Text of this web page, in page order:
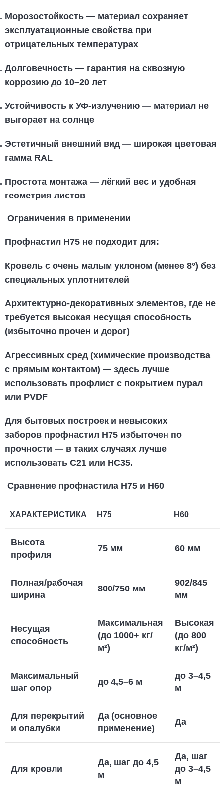
Морозостойкость — материал сохраняет
эксплуатационные свойства при
отрицательных температурах
Долговечность — гарантия на сквозную
коррозию до 10–20 лет
Устойчивость к УФ-излучению — материал не
выгорает на солнце
Эстетичный внешний вид — широкая цветовая
гамма RAL
Простота монтажа — лёгкий вес и удобная
геометрия листов
Ограничения в применении
Профнастил Н75 не подходит для:
Кровель с очень малым уклоном (менее 8°) без
специальных уплотнителей
Архитектурно-декоративных элементов, где не
требуется высокая несущая способность
(избыточно прочен и дорог)
Агрессивных сред (химические производства
с прямым контактом) — здесь лучше
использовать профлист с покрытием пурал
или PVDF
Для бытовых построек и невысоких
заборов профнастил Н75 избыточен по
прочности — в таких случаях лучше
использовать С21 или НС35.
Сравнение профнастила Н75 и Н60
ХАРАКТЕРИСТИКА Н75 Н60
Высота
профиля
75 мм 60 мм
Полная/рабочая
ширина
800/750 мм
902/845
мм
Несущая
способность
Максимальная
(до 1000+ кг/
м²)
Высокая
(до 800
кг/м²)
Максимальный
шаг опор
до 4,5–6 м
до 3–4,5
м
Для перекрытий
и опалубки
Да (основное
применение)
Да
Для кровли
Да, шаг до 4,5
м
Да, шаг
до 3–4,5
м